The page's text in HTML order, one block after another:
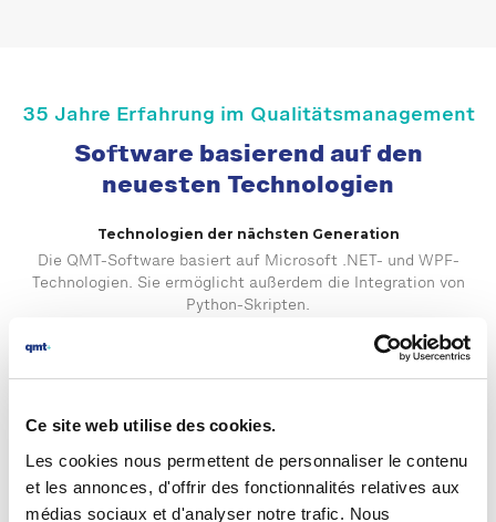
Ce site web utilise des cookies.
Les cookies nous permettent de personnaliser le contenu
et les annonces, d'offrir des fonctionnalités relatives aux
médias sociaux et d'analyser notre trafic. Nous
35 Jahre Erfahrung im Qualitätsmanagement
Software basierend auf den
neuesten Technologien
Technologien der nächsten Generation
Die QMT-Software basiert auf Microsoft .NET- und WPF-
Technologien. Sie ermöglicht außerdem die Integration von
Python-Skripten.
Hochleistungsfähige Bildverarbeitung und künstliche
Intelligenz
Die Verarbeitungsfunktionen basieren auf den Halcon Cognex